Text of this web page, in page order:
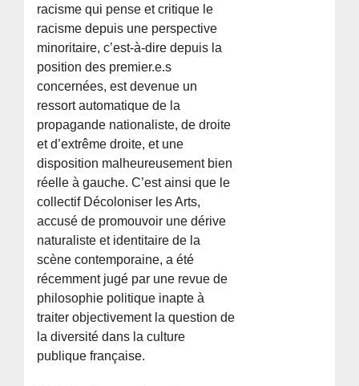
racisme qui pense et critique le
racisme depuis une perspective
minoritaire, c’est-à-dire depuis la
position des premier.e.s
concernées, est devenue un
ressort automatique de la
propagande nationaliste, de droite
et d’extrême droite, et une
disposition malheureusement bien
réelle à gauche. C’est ainsi que le
collectif Décoloniser les Arts,
accusé de promouvoir une dérive
naturaliste et identitaire de la
scène contemporaine, a été
récemment jugé par une revue de
philosophie politique inapte à
traiter objectivement la question de
la diversité dans la culture
publique française.